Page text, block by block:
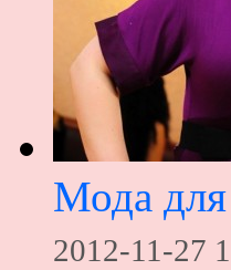
Мода
2012-11-27